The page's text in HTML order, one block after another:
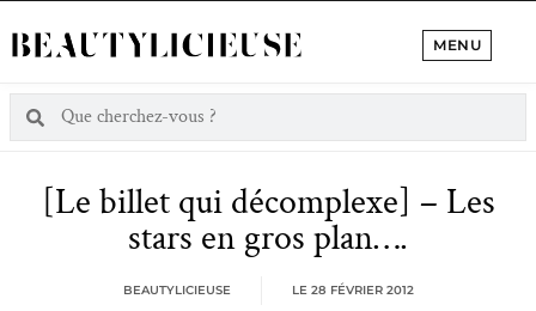
MENU
[Le billet qui décomplexe] – Les
stars en gros plan….
BEAUTYLICIEUSE LE 28 FÉVRIER 2012